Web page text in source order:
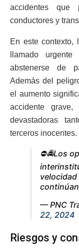
accidentes que
conductores y
En este contexto,
llamado
abstenerse de
Además del
el aumento
accidente grave,
devastadoras
terceros inocentes.
⛔️🚔Los
— PNC
22, 2024
Riesgos y